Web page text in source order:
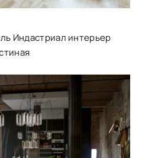
Индастриал интерьер